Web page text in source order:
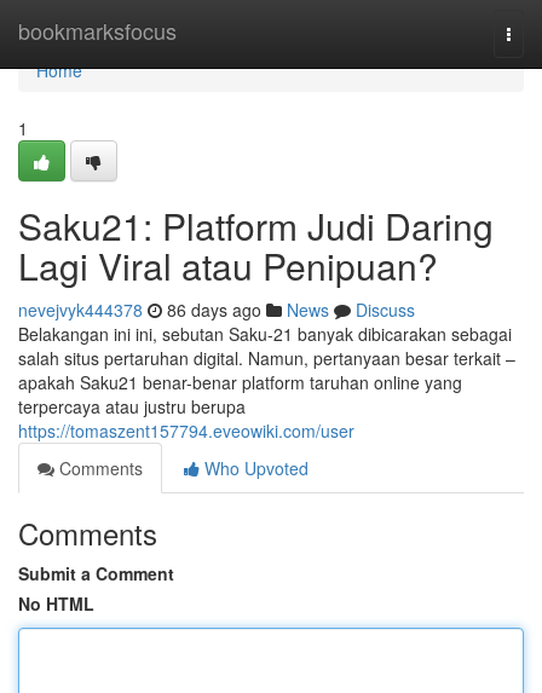
bookmarksfocus
Home
Home
1
Saku21: Platform Judi Daring
Lagi Viral atau Penipuan?
nevejvyk444378 86 days ago News
Discuss
Belakangan ini ini, sebutan Saku-21 banyak dibicarakan sebagai
salah situs pertaruhan digital. Namun, pertanyaan besar terkait –
apakah Saku21 benar-benar platform taruhan online yang
terpercaya atau justru berupa
https://tomaszent157794.eveowiki.com/user
Comments
Who Upvoted
Comments
Submit a Comment
No HTML